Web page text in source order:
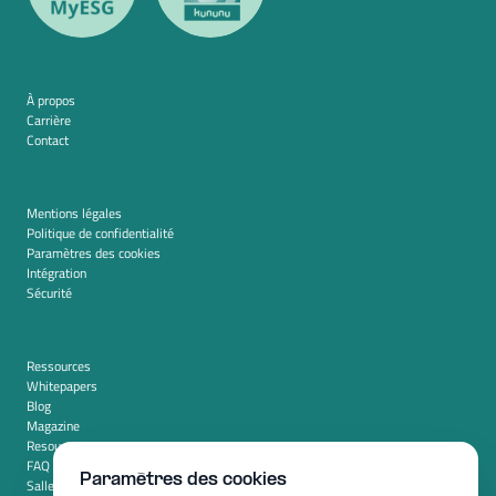
À propos
Carrière
Contact
Mentions légales
Politique de confidentialité
Paramètres des cookies
Intégration
Sécurité
Ressources
Whitepapers
Blog
Magazine
Resources
FAQ
Salle de presseParamètres des cookies